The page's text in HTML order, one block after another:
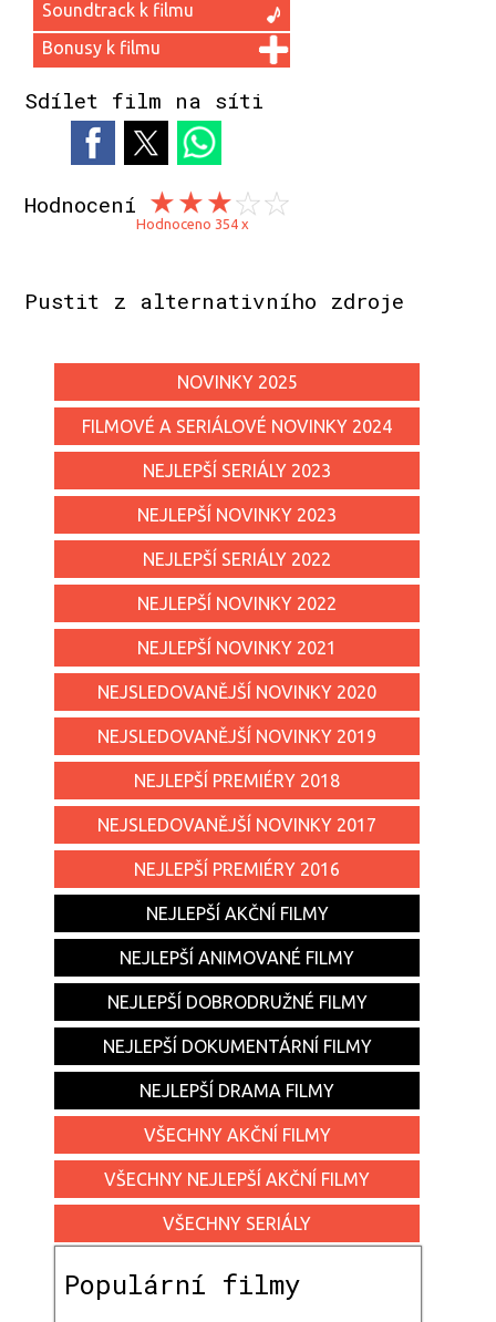
Soundtrack k filmu
Bonusy k filmu
Sdílet film na síti
Hodnocení
Hodnoceno 354 x
Pustit z alternativního zdroje
NOVINKY 2025
FILMOVÉ A SERIÁLOVÉ NOVINKY 2024
NEJLEPŠÍ SERIÁLY 2023
NEJLEPŠÍ NOVINKY 2023
NEJLEPŠÍ SERIÁLY 2022
NEJLEPŠÍ NOVINKY 2022
NEJLEPŠÍ NOVINKY 2021
NEJSLEDOVANĚJŠÍ NOVINKY 2020
NEJSLEDOVANĚJŠÍ NOVINKY 2019
NEJLEPŠÍ PREMIÉRY 2018
NEJSLEDOVANĚJŠÍ NOVINKY 2017
NEJLEPŠÍ PREMIÉRY 2016
NEJLEPŠÍ AKČNÍ FILMY
NEJLEPŠÍ ANIMOVANÉ FILMY
NEJLEPŠÍ DOBRODRUŽNÉ FILMY
NEJLEPŠÍ DOKUMENTÁRNÍ FILMY
NEJLEPŠÍ DRAMA FILMY
VŠECHNY AKČNÍ FILMY
VŠECHNY NEJLEPŠÍ AKČNÍ FILMY
VŠECHNY SERIÁLY
Populární filmy